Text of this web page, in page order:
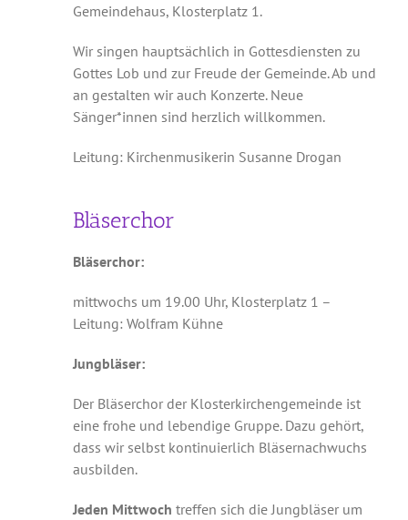
Gemeindehaus, Klosterplatz 1.
Wir singen hauptsächlich in Gottesdiensten zu
Gottes Lob und zur Freude der Gemeinde. Ab und
an gestalten wir auch Konzerte. Neue
Sänger*innen sind herzlich willkommen.
Leitung: Kirchenmusikerin Susanne Drogan
Bläserchor
Bläserchor:
mittwochs um 19.00 Uhr, Klosterplatz 1 –
Leitung: Wolfram Kühne
Jungbläser:
Der Bläserchor der Klosterkirchengemeinde ist
eine frohe und lebendige Gruppe. Dazu gehört,
dass wir selbst kontinuierlich Bläsernachwuchs
ausbilden.
Jeden Mittwoch treffen sich die Jungbläser um